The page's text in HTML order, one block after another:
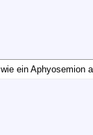
ein Aphyosemion